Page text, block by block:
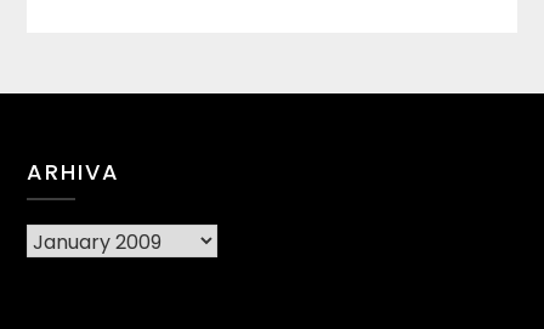
ARHIVA
Arhiva